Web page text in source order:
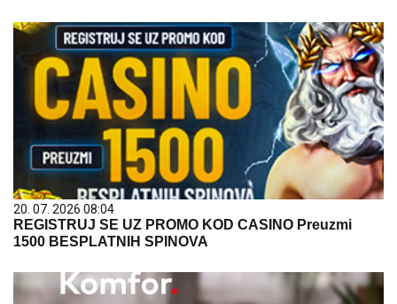
20. 07. 2026 08:04
REGISTRUJ SE UZ PROMO KOD CASINO Preuzmi
1500 BESPLATNIH SPINOVA